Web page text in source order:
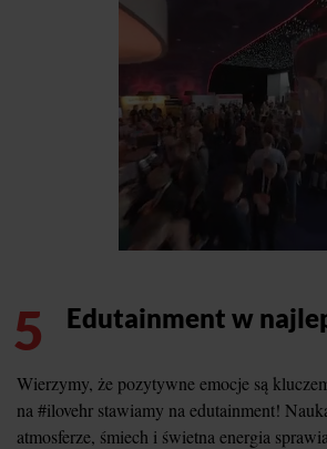
5 Edutainment w
Wierzymy, że pozytywne emocje są
na #ilovehr stawiamy na edutainment!
atmosferze, śmiech i świetna energia